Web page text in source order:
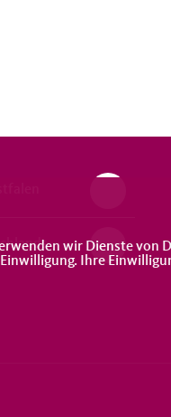
wir Dienste
Ihre